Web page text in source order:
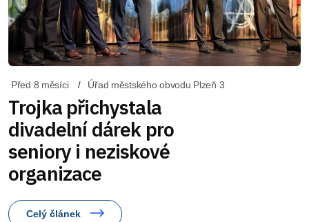
Před 8 měsíci Úřad městského obvodu Plzeň 3
Trojka přichystala
divadelní dárek pro
seniory i neziskové
organizace
Celý článek